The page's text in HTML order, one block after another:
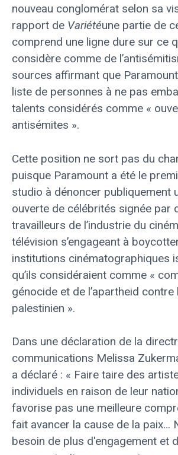
nouveau conglomérat selon sa
rapport de Variétéune partie de
comprend une ligne dure sur ce
considère comme de
sources affirmant que
liste de personnes à ne pas
talents considérés comme «
antisémites ».
Cette position ne sort pas du
puisque Paramount a été le
studio à dénoncer publiquement
ouverte de célébrités signée par
travailleurs de l’industrie du
télévision s’engageant à
institutions cinématographiques
qu’ils considéraient comme «
génocide et de l’apartheid contre
palestinien ».
Dans une déclaration de la
communications Melissa
a déclaré : « Faire taire des
individuels en raison de leur
favorise pas une meilleure
fait avancer la cause de la paix…
besoin de plus d'engagement et